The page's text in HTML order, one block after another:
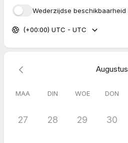
Wederzijdse beschikbaarheid
(+00:00) UTC - UTC
Augustus
MAA DIN WOE DON
27 28 29 30